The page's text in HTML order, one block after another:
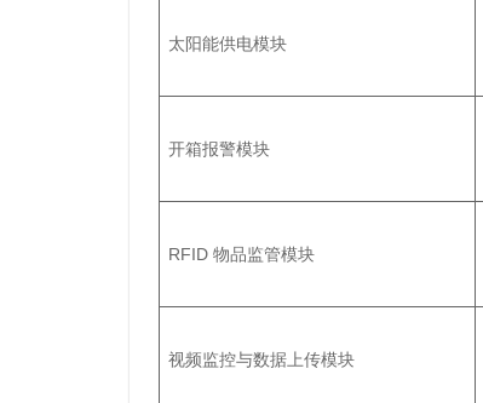
太阳能供电模块
开箱报警模块
RFID 物品监管模块
视频监控与数据上传模块